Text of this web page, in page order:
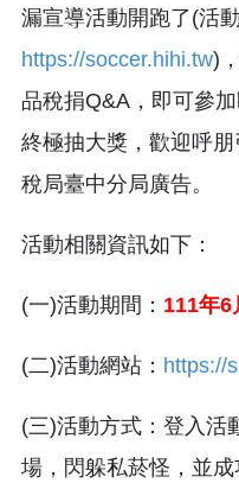
漏宣導活動開跑了(活
https://soccer.hihi.tw)
品稅捐Q&A，即可參
終極抽大獎，歡迎呼
稅局臺中分局廣告。
活動相關資訊如下：
(一)活動期間： 111年6
(二)活動網站： https://
(三)活動方式：登入活
場，閃躲私菸怪，並